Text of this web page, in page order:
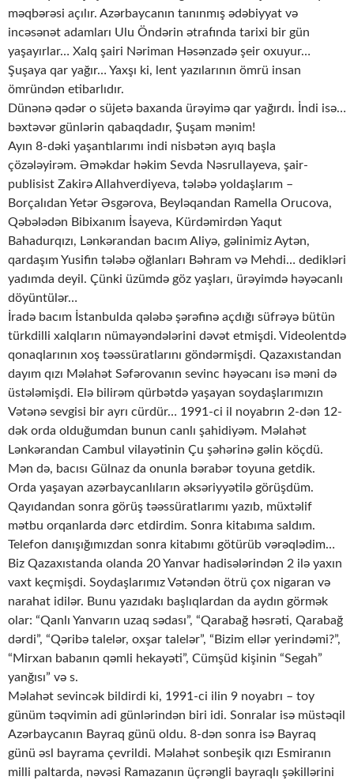
məqbərəsi açılır. Azərbaycanın tanınmış ədəbiyyat və
incəsənət adamları Ulu Öndərin ətrafında tarixi bir gün
yaşayırlar… Xalq şairi Nəriman Həsənzadə şeir oxuyur…
Şuşaya qar yağır… Yaxşı ki, lent yazılarının ömrü insan
ömründən etibarlıdır.
Dünənə qədər o süjetə baxanda ürəyimə qar yağırdı. İndi isə…
bəxtəvər günlərin qabaqdadır, Şuşam mənim!
Ayın 8-dəki yaşantılarımı indi nisbətən ayıq başla
çözələyirəm. Əməkdar həkim Sevda Nəsrullayeva, şair-
publisist Zakirə Allahverdiyeva, tələbə yoldaşlarım –
Borçalıdan Yetər Əsgərova, Beyləqandan Ramella Orucova,
Qəbələdən Bibixanım İsayeva, Kürdəmirdən Yaqut
Bahadurqızı, Lənkərandan bacım Aliyə, gəlinimiz Aytən,
qardaşım Yusifin tələbə oğlanları Bəhram və Mehdi… dedikləri
yadımda deyil. Çünki üzümdə göz yaşları, ürəyimdə həyəcanlı
döyüntülər…
İradə bacım İstanbulda qələbə şərəfinə açdığı süfrəyə bütün
türkdilli xalqların nümayəndələrini dəvət etmişdi. Videolentdə
qonaqlarının xoş təəssüratlarını göndərmişdi. Qazaxıstandan
dayım qızı Məlahət Səfərovanın sevinc həyəcanı isə məni də
üstələmişdi. Elə bilirəm qürbətdə yaşayan soydaşlarımızın
Vətənə sevgisi bir ayrı cürdür… 1991-ci il noyabrın 2-dən 12-
dək orda olduğumdan bunun canlı şahidiyəm. Məlahət
Lənkərandan Cambul vilayətinin Çu şəhərinə gəlin köçdü.
Mən də, bacısı Gülnaz da onunla bərabər toyuna getdik.
Orda yaşayan azərbaycanlıların əksəriyyətilə görüşdüm.
Qayıdandan sonra görüş təəssüratlarımı yazıb, müxtəlif
mətbu orqanlarda dərc etdirdim. Sonra kitabıma saldım.
Telefon danışığımızdan sonra kitabımı götürüb vərəqlədim…
Biz Qazaxıstanda olanda 20 Yanvar hadisələrindən 2 ilə yaxın
vaxt keçmişdi. Soydaşlarımız Vətəndən ötrü çox nigaran və
narahat idilər. Bunu yazıdakı başlıqlardan da aydın görmək
olar: “Qanlı Yanvarın uzaq sədası”, “Qarabağ həsrəti, Qarabağ
dərdi”, “Qəribə talelər, oxşar talelər”, “Bizim ellər yerindəmi?”,
“Mirxan babanın qəmli hekayəti”, Cümşüd kişinin “Segah”
yanğısı” və s.
Məlahət sevincək bildirdi ki, 1991-ci ilin 9 noyabrı – toy
günüm təqvimin adi günlərindən biri idi. Sonralar isə müstəqil
Azərbaycanın Bayraq günü oldu. 8-dən sonra isə Bayraq
günü əsl bayrama çevrildi. Məlahət sonbeşik qızı Esmiranın
milli paltarda, nəvəsi Ramazanın üçrəngli bayraqlı şəkillərini